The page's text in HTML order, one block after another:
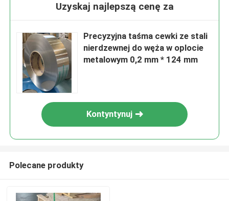
Uzyskaj najlepszą cenę za
Precyzyjna taśma cewki ze stali
nierdzewnej do węża w oplocie
metalowym 0,2 mm * 124 mm
Kontyntynuj
Polecane produkty